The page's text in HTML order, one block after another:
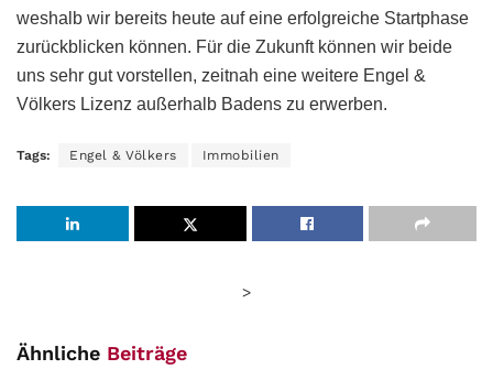
weshalb wir bereits heute auf eine erfolgreiche Startphase
zurückblicken können. Für die Zukunft können wir beide
uns sehr gut vorstellen, zeitnah eine weitere Engel &
Völkers Lizenz außerhalb Badens zu erwerben.
Tags: Engel & Völkers Immobilien
>
Ähnliche Beiträge